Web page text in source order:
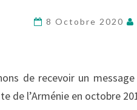
8 Octobre 2020
de recevoir un
de l’Arménie en octobre